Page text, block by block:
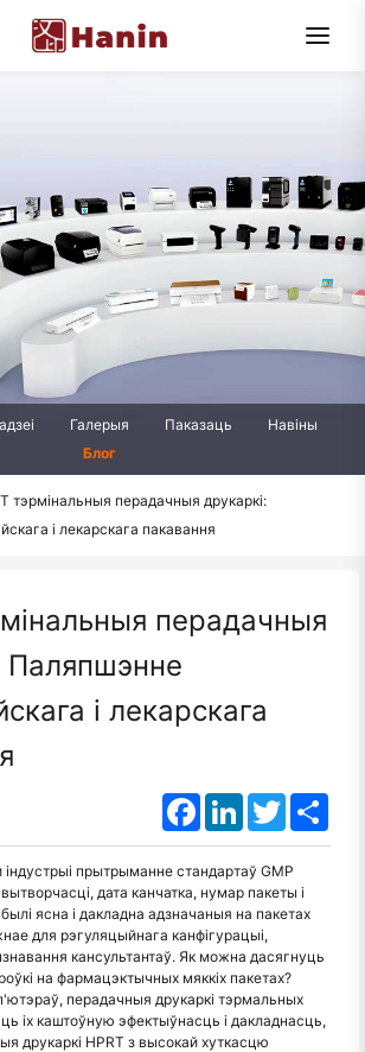
Галерыя Паказаць
Навіны
Блог
тэрмінальныя перадачныя друкаркі:
і лекарскага пакавання
перадачныя
Паляпшэнне
і лекарскага
FacebookLinkedInTwitter
прытрыманне стандартаў GMP
дата канчатка, нумар пакеты і
ясна і дакладна адзначаныя на пакетах
для рэгуляцыйнага канфігурацыі,
кансультантаў. Як можна дасягнуць
на фармацэктычных мяккіх пакетах?
перадачныя друкаркі тэрмальных
іх каштоўную эфектыўнасць і дакладнасць,
друкаркі HPRT з высокай хуткасцю